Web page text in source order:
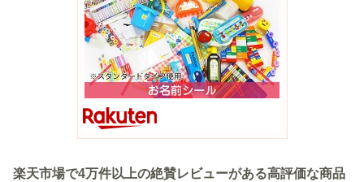
楽天市場で4万件以上の絶賛レビューがある高評価な商品